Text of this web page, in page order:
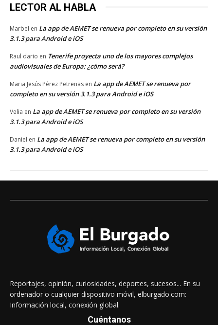
LECTOR AL HABLA
Marbel en La app de AEMET se renueva por completo en su versión
3.1.3 para Android e iOS
Raul dario en Tenerife proyecta uno de los mayores complejos
audiovisuales de Europa: ¿cómo será?
Maria Jesús Pérez Petreñas en La app de AEMET se renueva por
completo en su versión 3.1.3 para Android e iOS
Velia en La app de AEMET se renueva por completo en su versión
3.1.3 para Android e iOS
Daniel en La app de AEMET se renueva por completo en su versión
3.1.3 para Android e iOS
Reportajes, opinión, curiosidades, deportes, sucesos... En su
ordenador o cualquier dispositivo móvil, elburgado.com:
Información local, conexión global.
Cuéntanos